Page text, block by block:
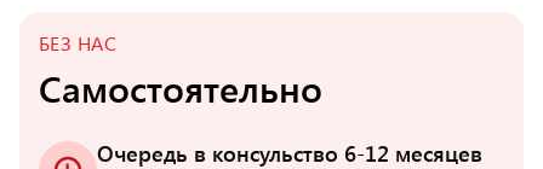
БЕЗ НАС
Самостоятельно
Очередь в консульство 6-12 месяцев